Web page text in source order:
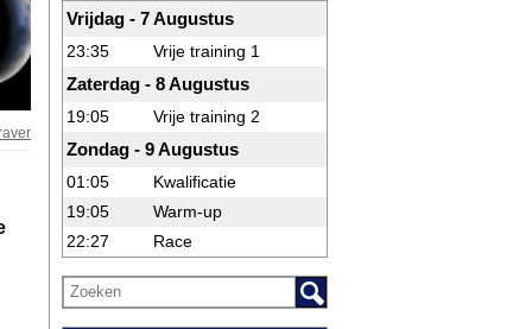
Vrijdag - 7 Augustus
23:35 Vrije training 1
Zaterdag - 8 Augustus
19:05 Vrije training 2
Zondag - 9 Augustus
01:05
Kwalificatie
19:05
Warm-up
22:27
Race